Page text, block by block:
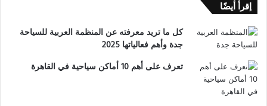
إقرأ أيضًا
كل ما تريد معرفته عن المنظمة العربية للسياحة
جدة وأهم فعالياتها 2025
تعرف على أهم 10 أماكن سياحية في القاهرة